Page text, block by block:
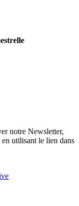
notre Newsletter,
utilisant le lien dans